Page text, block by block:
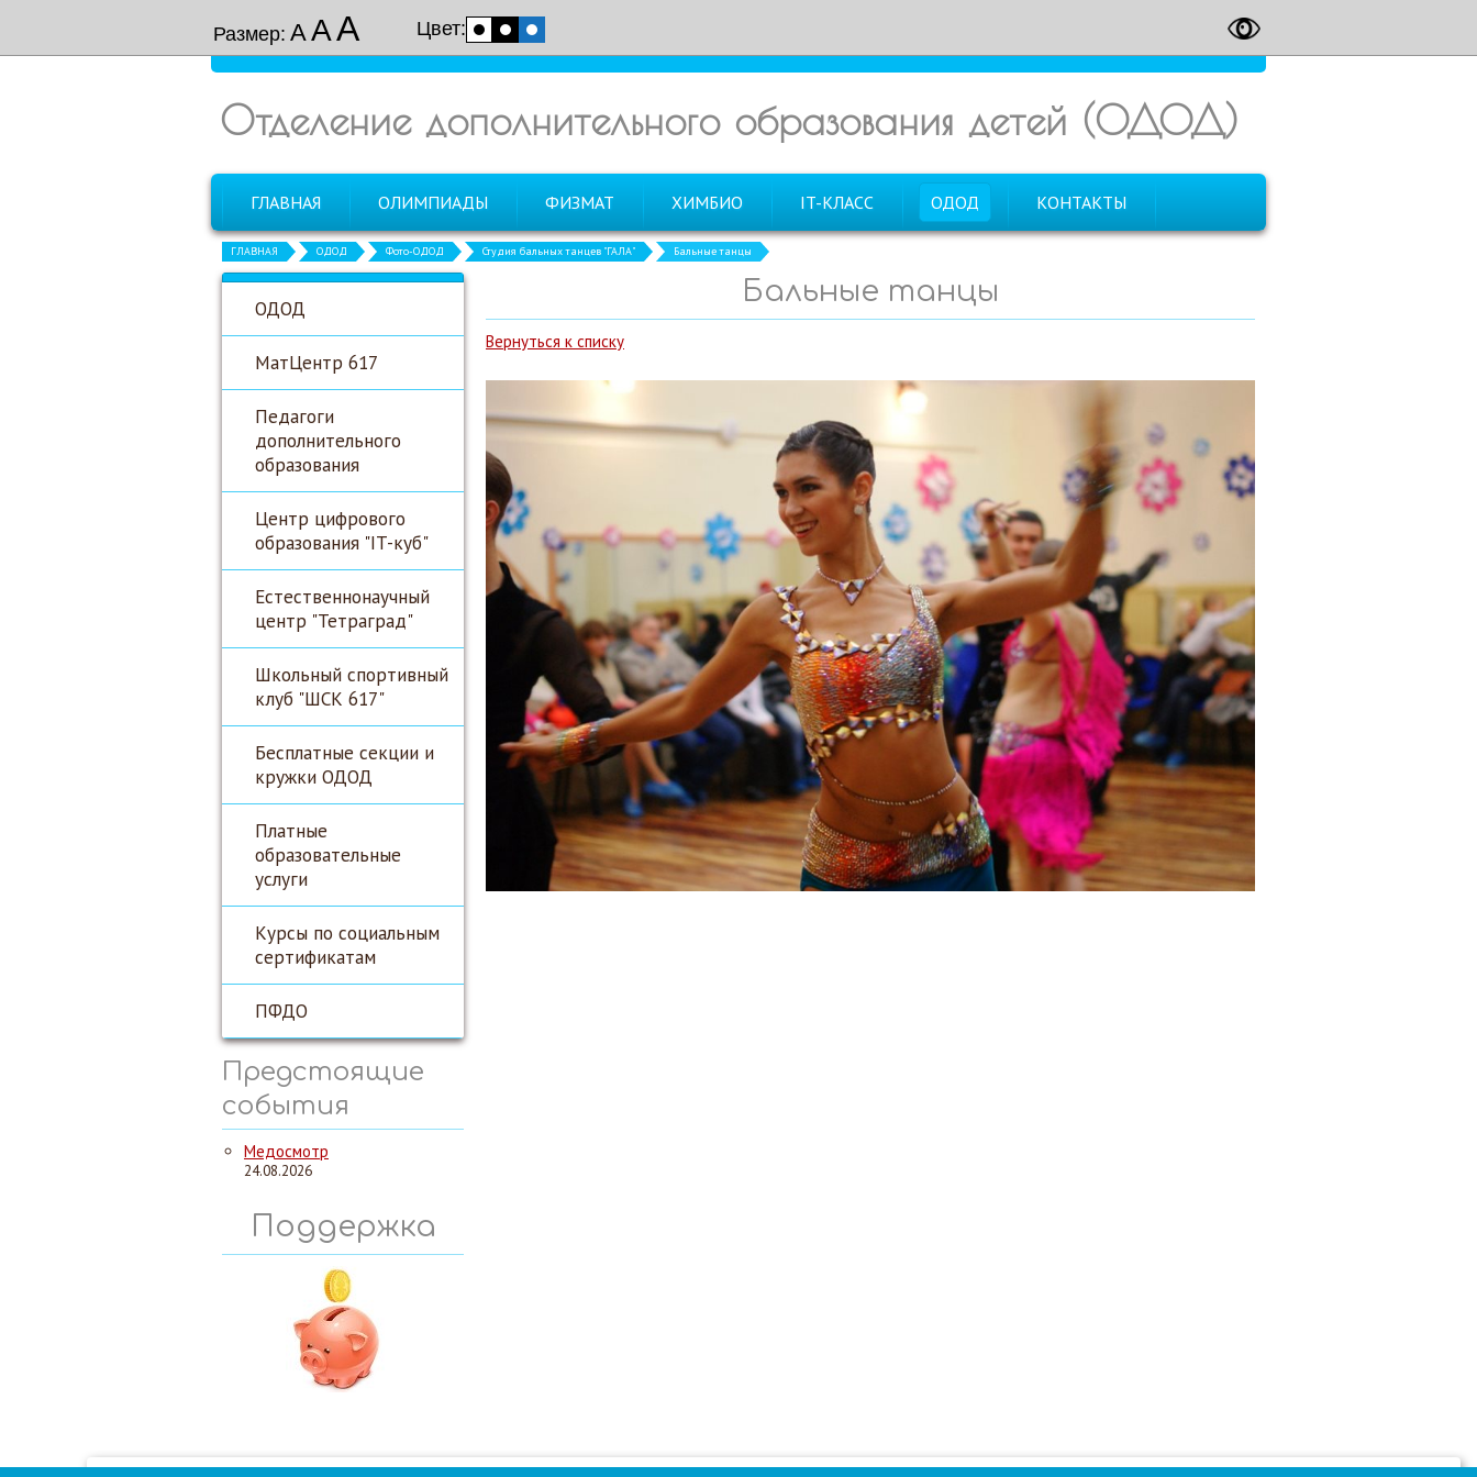
Размер: ААА Цвет:
Отделение дополнительного образования детей (ОДОД)
ГЛАВНАЯ ОЛИМПИАДЫ ФИЗМАТ ХИМБИО IT-КЛАСС ОДОД КОНТАКТЫ
ГЛАВНАЯ ОДОД Фото-ОДОД Студия бальных танцев "ГАЛА" Бальные танцы
ОДОД
МатЦентр 617
Педагоги
дополнительного
образования
Центр цифрового
образования "IT-куб"
Естественнонаучный
центр "Тетраград"
Школьный спортивный
клуб "ШСК 617"
Бесплатные секции и
кружки ОДОД
Платные
образовательные
услуги
Курсы по социальным
сертификатам
ПФДО
Предстоящие
события
Медосмотр
24.08.2026
Поддержка
Бальные танцы
Вернуться к списку